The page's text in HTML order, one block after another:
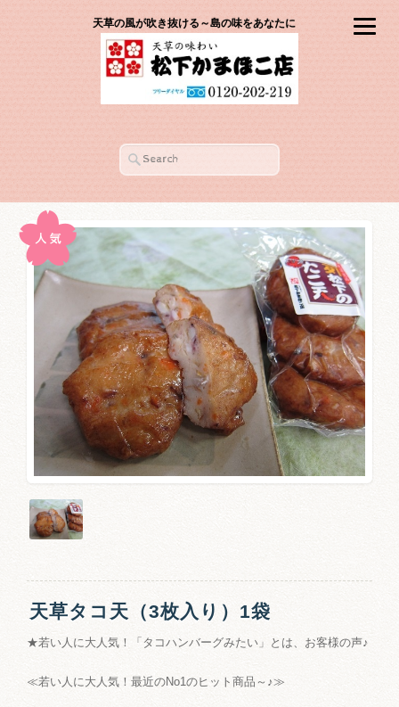
天草の風が吹き抜ける～島の味をあなたに
天草タコ天（3枚入り）1袋
★若い人に大人気！「タコハンバーグみたい」とは、お客様の声♪
≪若い人に大人気！最近のNo1のヒット商品～♪≫